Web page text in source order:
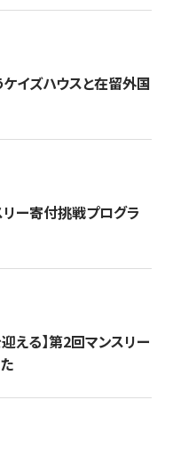
イズハウスと在留外国
ー寄付挑戦プログラ
える】第2回マンスリー